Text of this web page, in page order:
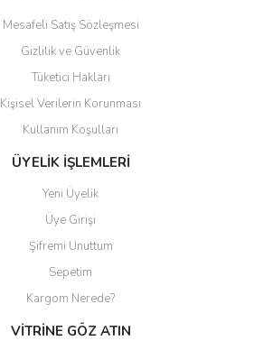
Gönder
Mesafeli Satış Sözleşmesi
Gizlilik ve Güvenlik
Tüketici Hakları
Kişisel Verilerin Korunması
Kullanım Koşulları
ÜYELİK İŞLEMLERİ
Yeni Üyelik
Üye Girişi
Şifremi Unuttum
Sepetim
Kargom Nerede?
VİTRİNE GÖZ ATIN